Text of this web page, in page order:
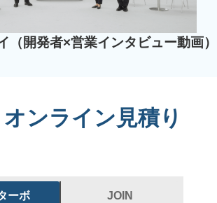
（開発者×営業インタビュー動画）
ンライン見積り
ーボ JOIN